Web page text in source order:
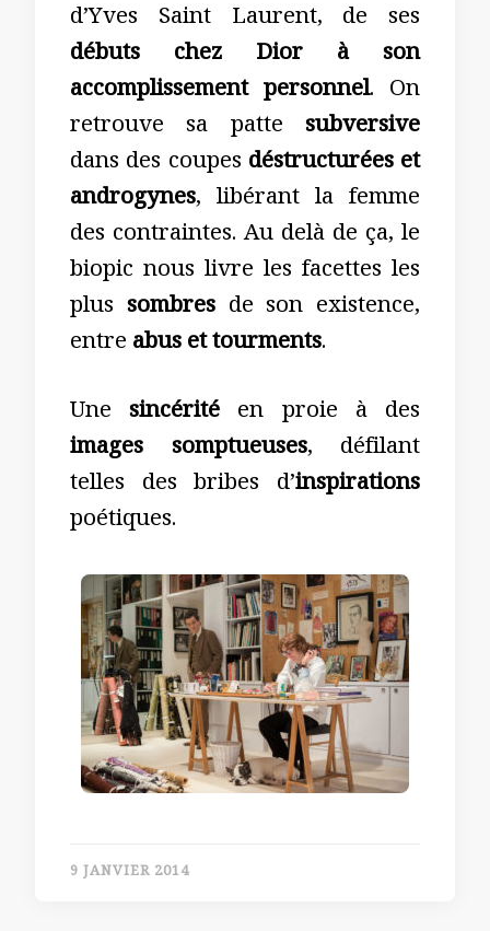
d’Yves Saint Laurent, de ses
débuts chez Dior à son
accomplissement personnel. On
retrouve sa patte subversive
dans des coupes déstructurées et
androgynes, libérant la femme
des contraintes. Au delà de ça, le
biopic nous livre les facettes les
plus sombresde son existence,
entre abus et tourments.
Unesincérité en proie à des
images somptueuses, défilant
telles des bribes d’inspirations
poétiques.
9 JANVIER 2014